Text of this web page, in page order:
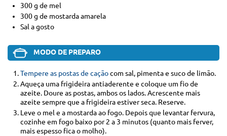
300 g de mel
300 g de mostarda amarela
Sal a gosto
MODO DE PREPARO
Tempere as postas de caçãocom sal, pimenta e suco de limão.
Aqueça uma frigideira antiaderente e coloque um fio de
azeite. Doure as postas, ambos os lados. Acrescente mais
azeite sempre que a frigideira estiver seca. Reserve.
Leve o mel e a mostarda ao fogo. Depois que levantar fervura,
cozinhe em fogo baixo por 2 a 3 minutos (quanto mais ferver,
mais espesso fica o molho).